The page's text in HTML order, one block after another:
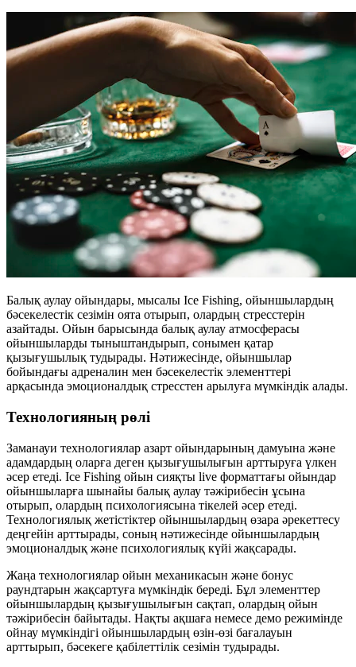
Балық аулау ойындары, мысалы Ice Fishing, ойыншылардың
бәсекелестік сезімін оята отырып, олардың стресстерін
азайтады. Ойын барысында балық аулау атмосферасы
ойыншыларды тыныштандырып, сонымен қатар
қызығушылық тудырады. Нәтижесінде, ойыншылар
бойындағы адреналин мен бәсекелестік элементтері
арқасында эмоционалдық стресстен арылуға мүмкіндік алады.
Технологияның рөлі
Заманауи технологиялар азарт ойындарының дамуына және
адамдардың оларға деген қызығушылығын арттыруға үлкен
әсер етеді. Ice Fishing ойын сияқты live форматтағы ойындар
ойыншыларға шынайы балық аулау тәжірибесін ұсына
отырып, олардың психологиясына тікелей әсер етеді.
Технологиялық жетістіктер ойыншылардың өзара әрекеттесу
деңгейін арттырады, соның нәтижесінде ойыншылардың
эмоционалдық және психологиялық күйі жақсарады.
Жаңа технологиялар ойын механикасын және бонус
раундтарын жақсартуға мүмкіндік береді. Бұл элементтер
ойыншылардың қызығушылығын сақтап, олардың ойын
тәжірибесін байытады. Нақты ақшаға немесе демо режимінде
ойнау мүмкіндігі ойыншылардың өзін-өзі бағалауын
арттырып, бәсекеге қабілеттілік сезімін тудырады.